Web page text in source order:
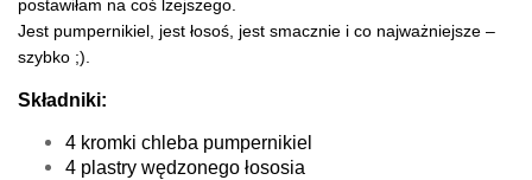
postawiłam na coś lżejszego.
Jest pumpernikiel, jest łosoś, jest smacznie i co najważniejsze –
szybko ;).
Składniki:
4 kromki chleba pumpernikiel
4 plastry wędzonego łososia